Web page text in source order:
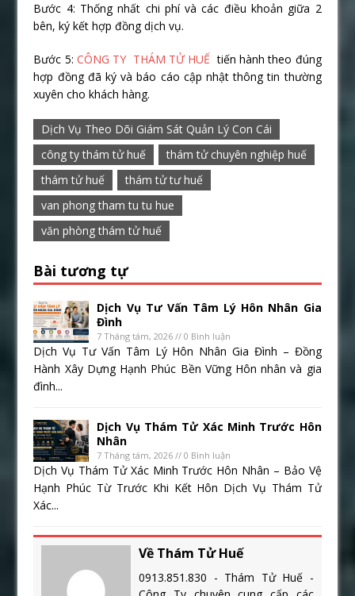
Bước 4: Thống nhất chi phí và các điều khoản giữa 2
bên, ký kết hợp đồng dịch vụ.
Bước 5: CÔNG TY THÁM TỬ HUẾ tiến hành theo đúng
hợp đồng đã ký và báo cáo cập nhật thông tin thường
xuyên cho khách hàng.
Dịch Vụ Theo Dõi Giám Sát Quản Lý Con Cái
công ty thám tử huế
thám tử chuyên nghiệp huế
thám tử huế
thám tử tư huế
van phong tham tu tu hue
văn phòng thám tử huế
Bài tương tự
Dịch Vụ Tư Vấn Tâm Lý Hôn Nhân Gia
Đình
7 Tháng tám, 2026 // 0 Bình luận
Dịch Vụ Tư Vấn Tâm Lý Hôn Nhân Gia Đình – Đồng
Hành Xây Dựng Hạnh Phúc Bền Vững Hôn nhân và gia
đình...
Dịch Vụ Thám Tử Xác Minh Trước Hôn
Nhân
7 Tháng tám, 2026 // 0 Bình luận
Dịch Vụ Thám Tử Xác Minh Trước Hôn Nhân – Bảo Vệ
Hạnh Phúc Từ Trước Khi Kết Hôn Dịch Vụ Thám Tử
Xác...
Về Thám Tử Huế
0913.851.830 - Thám Tử Huế -